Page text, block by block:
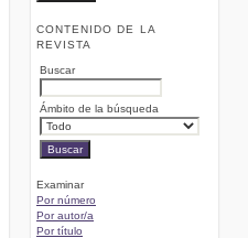
CONTENIDO DE LA
REVISTA
Buscar
Ámbito de la búsqueda
Examinar
Por número
Por autor/a
Por título